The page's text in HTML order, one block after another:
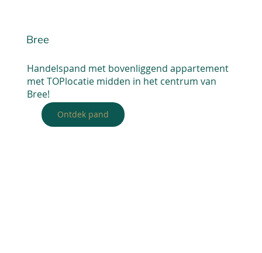
Bree
Handelspand met bovenliggend appartement
met TOPlocatie midden in het centrum van
Bree!
Ontdek pand